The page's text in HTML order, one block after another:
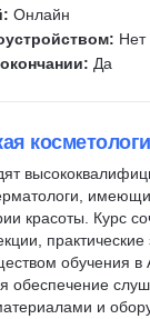
Онлайн
Нет
Да
красоты. Курс
обучения
обеспечение
и